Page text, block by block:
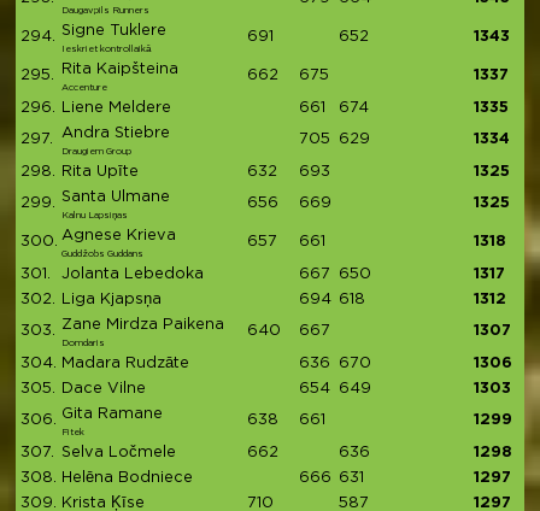
Daugavpils Runners
294. Signe Tuklere
Ieskriet kontrollaikā
691 652 1343
295. Rita Kaipšteina
Accenture
662 675 1337
296. Liene Meldere 661 674 1335
297. Andra Stiebre
Draugiem Group
705 629 1334
298. Rita Upīte 632 693 1325
299. Santa Ulmane
Kalnu Lapsiņas
656 669 1325
300. Agnese Krieva
Guddžobs Guddans
657 661 1318
301. Jolanta Lebedoka 667 650
1317
302.
Liga Kjapsņa 694 618 1312
303. Zane Mirdza Paikena
Domdaris
640 667 1307
304. Madara Rudzāte 636 670
1306
305.
Dace Vilne 654 649 1303
306. Gita Ramane
Fitek
638 661 1299
307. Selva Ločmele 662 636
1298
308.
Helēna Bodniece 666 631
1297
309.
Krista Ķīse 710 587
1297